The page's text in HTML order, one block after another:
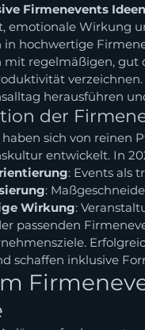
Firmenevents Ideen
emotionale Wirkung
hochwertige
regelmäßigen, gut
herausführen
der
sich von reinen
entwickelt. In
: Events als
:
Wirkung:
passenden
schaffen inklusive